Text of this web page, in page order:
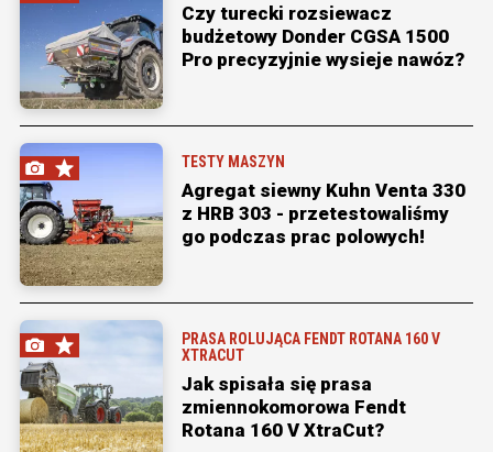
Czy turecki rozsiewacz
budżetowy Donder CGSA 1500
Pro precyzyjnie wysieje nawóz?
TESTY MASZYN
Agregat siewny Kuhn Venta 330
z HRB 303 - przetestowaliśmy
go podczas prac polowych!
PRASA ROLUJĄCA FENDT ROTANA 160 V
XTRACUT
Jak spisała się prasa
zmiennokomorowa Fendt
Rotana 160 V XtraCut?